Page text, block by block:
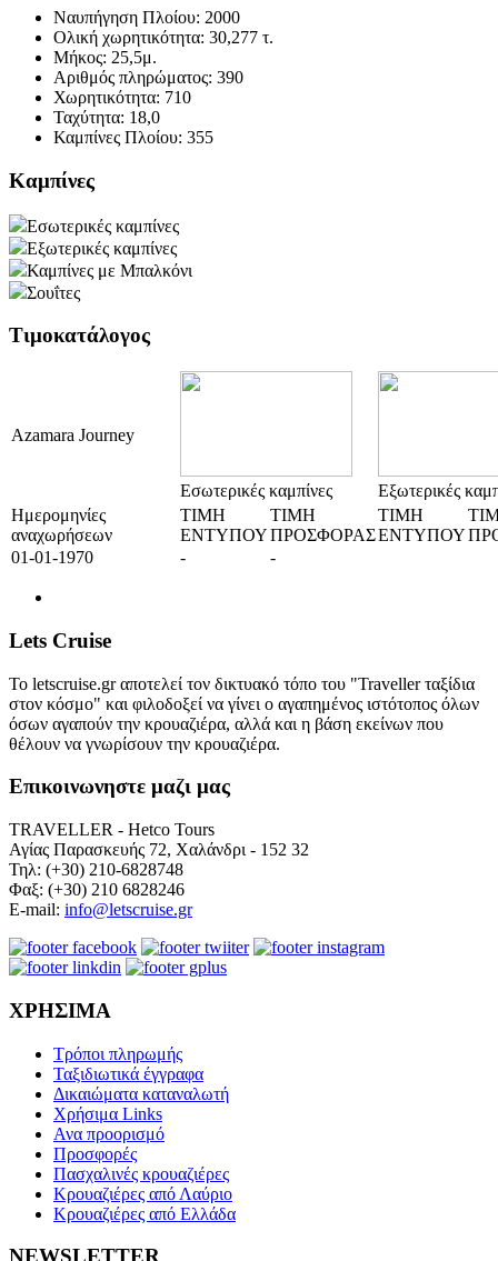
Ναυπήγηση Πλοίου: 2000
Ολική χωρητικότητα: 30,277 τ.
Μήκος: 25,5μ.
Αριθμός πληρώματος: 390
Χωρητικότητα: 710
Ταχύτητα: 18,0
Καμπίνες Πλοίου: 355
Καμπίνες
Εσωτερικές καμπίνες
Εξωτερικές καμπίνες
Καμπίνες με Μπαλκόνι
Σουΐτες
Τιμοκατάλογος
Azamara Journey
Εσωτερικές καμπίνες
Εξωτερικές
Ημερομηνίες
αναχωρήσεων
ΤΙΜΗ
ΕΝΤΥΠΟΥ
ΤΙΜΗ
ΠΡΟΣΦΟΡΑΣ
ΤΙΜΗ
ΕΝΤΥΠΟΥ
01-01-1970
- -
Lets Cruise
Το letscruise.gr αποτελεί τον δικτυακό τόπο του "Traveller ταξίδια
στον κόσμο" και φιλοδοξεί να γίνει ο αγαπημένος ιστότοπος όλων
όσων αγαπούν την κρουαζιέρα, αλλά και η βάση εκείνων που
θέλουν να γνωρίσουν την κρουαζιέρα.
Επικοινωνηστε μαζι μας
TRAVELLER - Hetco Tours
Αγίας Παρασκευής 72, Χαλάνδρι - 152 32
Τηλ: (+30) 210-6828748
Φαξ: (+30) 210 6828246
E-mail: info@letscruise.gr
ΧΡΗΣΙΜΑ
Τρόποι πληρωμής
Ταξιδιωτικά έγγραφα
Δικαιώματα καταναλωτή
Χρήσιμα Links
Ανα προορισμό
Προσφορές
Πασχαλινές κρουαζιέρες
Κρουαζιέρες από Λαύριο
Κρουαζιέρες από Ελλάδα
NEWSLETTER